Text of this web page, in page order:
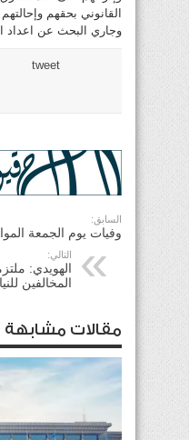
القانوني بحقهم
وجاري البحث عن اعداد
tweet
السابق:
وفيات يوم الجمعة الموافق 20
التالي:
الهويدي:
المخالفين
مقالات مشابهة